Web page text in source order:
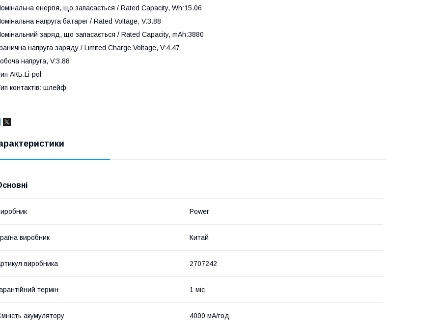
енергія, що запасається / Rated Capacity, Wh:15.06
напруга батареї / Rated Voltage, V:3.88
заряд, що запасається / Rated Capacity, mAh:3880
напруга заряду / Limited Charge Voltage, V:4.47
напруга, V:3.88
АКБ:Li-pol
контактів: шлейф
Power
виробник Китай
виробника 2707242
термін 1 міс
акумулятору 4000 мА/год